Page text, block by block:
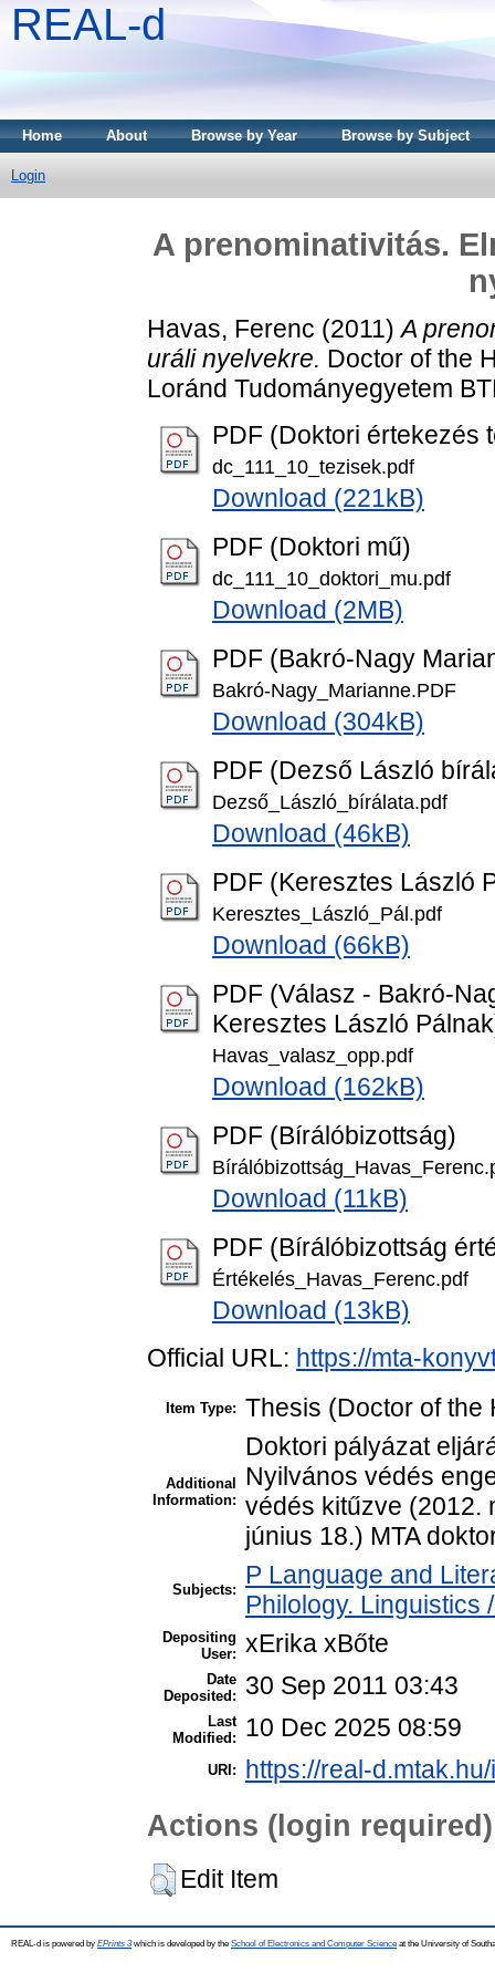
REAL-d
Home About Browse by Year Browse by Subject
Login
A prenominativitás.
Havas, Ferenc (2011)A
uráli nyelvekre. Doctor of the
Loránd Tudományegyetem
PDF (Doktori értekezés
dc_111_10_tezisek.pdf
Download (221kB)
PDF (Doktori mű)
dc_111_10_doktori_mu.pdf
Download (2MB)
PDF (Bakró-Nagy
Bakró-Nagy_Marianne.PDF
Download (304kB)
PDF (Dezső László
Dezső_László_bírálata.pdf
Download (46kB)
PDF (Keresztes László
Keresztes_László_Pál.pdf
Download (66kB)
PDF (Válasz - Bakró-
Keresztes László
Havas_valasz_opp.pdf
Download (162kB)
PDF (Bírálóbizottság)
Download (11kB)
PDF (Bírálóbizottság
Értékelés_Havas_Ferenc.pdf
Download (13kB)
Official URL: https://mta-
Item Type: Thesis (Doctor of the
Additional
Information:
Doktori pályázat
Nyilvános védés
védés kitűzve (2012.
június 18.) MTA
Subjects:
P Language and
Philology. Linguistics
Depositing
User: xErika xBőte
Date
Deposited:
30 Sep 2011 03:43
Last
Modified:
10 Dec 2025 08:59
URI: https://real-
Actions (login required)
Edit Item
REAL-d is powered by EPrints 3which is developed by the School of Electronics and Computer Science at the University of